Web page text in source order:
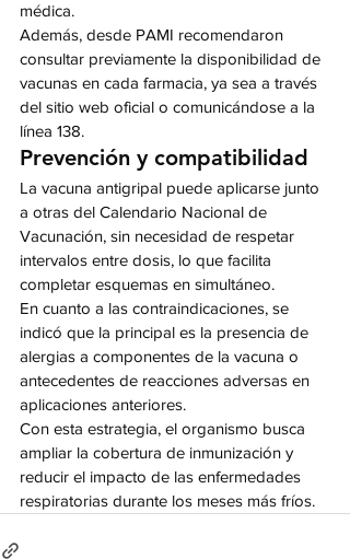
médica.
Además, desde PAMI recomendaron
consultar previamente la disponibilidad de
vacunas en cada farmacia, ya sea a través
del sitio web oficial o comunicándose a la
línea 138.
Prevención y compatibilidad
La vacuna antigripal puede aplicarse junto
a otras del Calendario Nacional de
Vacunación, sin necesidad de respetar
intervalos entre dosis, lo que facilita
completar esquemas en simultáneo.
En cuanto a las contraindicaciones, se
indicó que la principal es la presencia de
alergias a componentes de la vacuna o
antecedentes de reacciones adversas en
aplicaciones anteriores.
Con esta estrategia, el organismo busca
ampliar la cobertura de inmunización y
reducir el impacto de las enfermedades
respiratorias durante los meses más fríos.